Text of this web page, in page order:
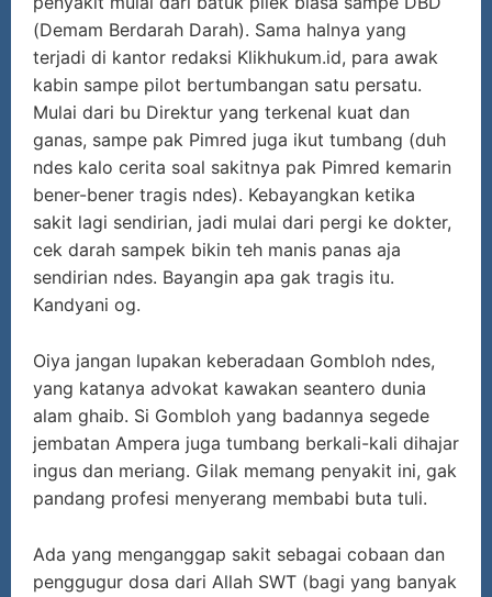
(Demam Berdarah Darah). Sama halnya yang
terjadi di kantor redaksi Klikhukum.id, para awak
kabin sampe pilot bertumbangan satu persatu.
Mulai dari bu Direktur yang terkenal kuat dan
ganas, sampe pak Pimred juga ikut tumbang (duh
ndes kalo cerita soal sakitnya pak Pimred kemarin
bener-bener tragis ndes). Kebayangkan ketika
sakit lagi sendirian, jadi mulai dari pergi ke dokter,
cek darah sampek bikin teh manis panas aja
sendirian ndes. Bayangin apa gak tragis itu.
Kandyani og.
Oiya jangan lupakan keberadaan Gombloh ndes,
yang katanya advokat kawakan seantero dunia
alam ghaib. Si Gombloh yang badannya segede
jembatan Ampera juga tumbang berkali-kali dihajar
ingus dan meriang. Gilak memang penyakit ini, gak
pandang profesi menyerang membabi buta tuli.
Ada yang menganggap sakit sebagai cobaan dan
penggugur dosa dari Allah SWT (bagi yang banyak